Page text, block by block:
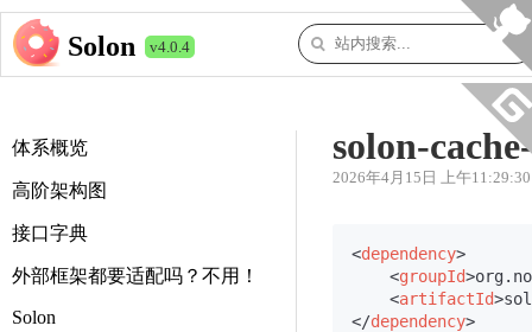
Solon v4.0.4
体系概览
高阶架构图
接口字典
外部框架都要适配吗？不用！
Solon
solon-
2026年4月15日 上午11:29:30
<dependency>
<groupId>
<artifactId>
</dependency>